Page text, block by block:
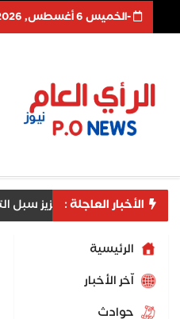
-الخميس 6 أغسطس, 2026
الأخبار العاجلة :
بالقاهرة يبحث تعزيز سبل
الرئيسية
اّخر الأخبار
حوادث